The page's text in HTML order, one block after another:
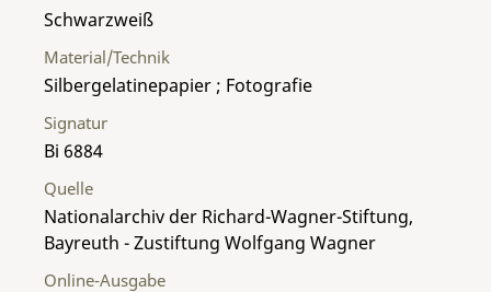
Material/Technik
Silbergelatinepapier ; Fotografie
Schwarzweiß
Signatur
Bi 6884
Quelle
Nationalarchiv der Richard-Wagner-Stiftung,
Bayreuth - Zustiftung Wolfgang Wagner
Online-Ausgabe